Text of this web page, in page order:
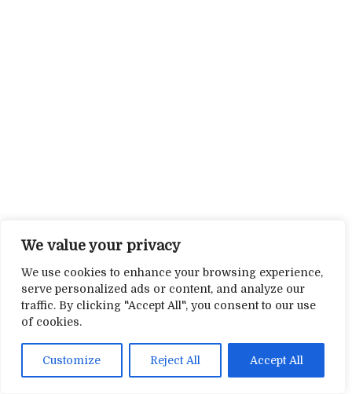
We value your privacy
We use cookies to enhance your browsing experience,
serve personalized ads or content, and analyze our
traffic. By clicking "Accept All", you consent to our use
of cookies.
Customize Reject All Accept All